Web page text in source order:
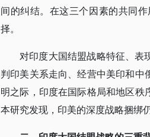
间的纠结。在这三个因素的共同
择。
对印度大国结盟战略特征、表
判印美关系走向、经营中美印和
明之际，印度在国际格局和地区
本研究发现，印美的深度战略捆绑